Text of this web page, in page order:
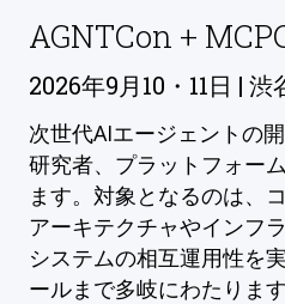
AGNTCon +
2026年9月10・11日 | 渋
次世代AIエージェントの
研究者、プラットフォー
ます。対象となるのは、
アーキテクチャやインフ
システムの相互運用性を
ールまで多岐にわたります